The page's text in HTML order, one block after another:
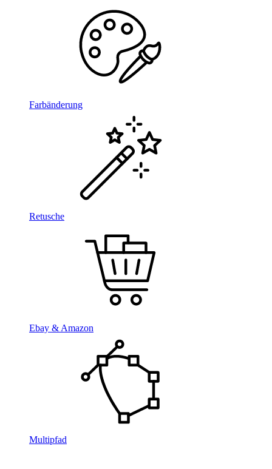
Farbänderung
Retusche
Ebay & Amazon
Multipfad